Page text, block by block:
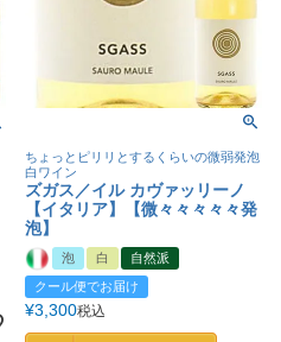
ちょっとピリリとするくらいの微弱発泡
白ワイン
ズガス／イル カヴァッリーノ
【イタリア】【微々々々々々発
泡】
泡 白
自然派
クール便でお届け
¥3,300税込